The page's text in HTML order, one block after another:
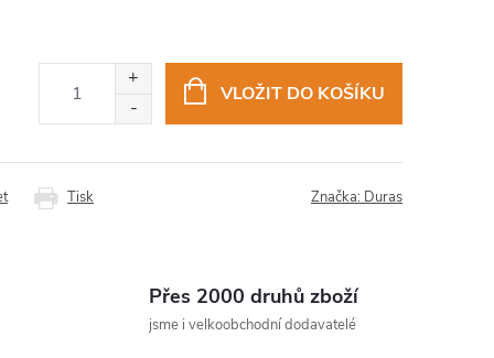
VLOŽIT DO KOŠÍKU
Tisk Značka: Duras
Přes 2000 druhů zboží
jsme i velkoobchodní dodavatelé